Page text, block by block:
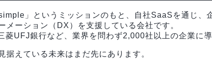
」というミッションのもと、自社SaaSを通じ、
メーション（DX）を支援している会社です。
菱UFJ銀行など、業界を問わず2,000社以上の企業に導
据えている未来はまだ先にあります。